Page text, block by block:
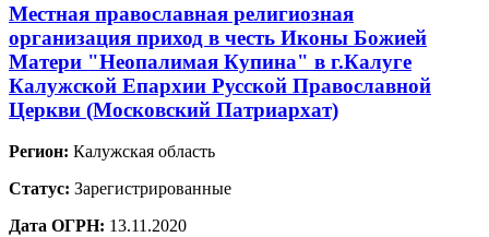
Местная православная религиозная
организация приход в честь Иконы Божией
Матери "Неопалимая Купина" в г.Калуге
Калужской Епархии Русской Православной
Церкви (Московский Патриархат)
Регион: Калужская область
Статус: Зарегистрированные
Дата ОГРН: 13.11.2020